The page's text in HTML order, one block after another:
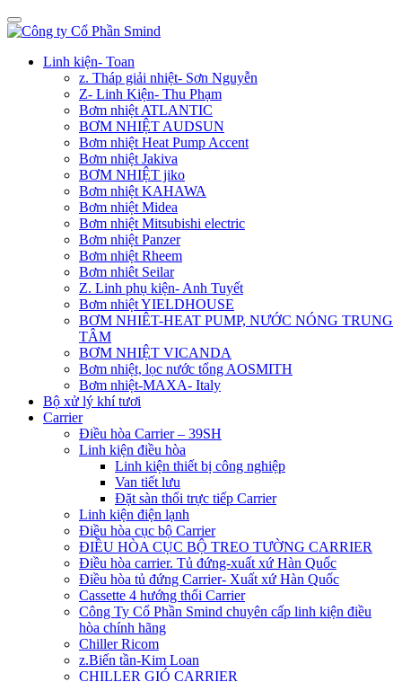
Linh kiện- Toan
z. Tháp giải nhiệt- Sơn Nguyễn
Z- Linh Kiện- Thu Phạm
Bơm nhiệt ATLANTIC
BƠM NHIỆT AUDSUN
Bơm nhiệt Heat Pump Accent
Bơm nhiệt Jakiva
BƠM NHIỆT jiko
Bơm nhiệt KAHAWA
Bơm nhiệt Midea
Bơm nhiệt Mitsubishi electric
Bơm nhiệt Panzer
Bơm nhiệt Rheem
Bơm nhiêt Seilar
Z. Linh phụ kiện- Anh Tuyết
Bơm nhiệt YIELDHOUSE
BƠM NHIÊT-HEAT PUMP, NƯỚC NÓNG TRUNG
TÂM
BƠM NHIỆT VICANDA
Bơm nhiệt, lọc nước tổng AOSMITH
Bơm nhiệt-MAXA- Italy
Bộ xử lý khí tươi
Carrier
Điều hòa Carrier – 39SH
Linh kiện điều hòa
Linh kiện thiết bị công nghiệp
Van tiết lưu
Đặt sàn thổi trực tiếp Carrier
Linh kiện điện lạnh
Điều hòa cục bộ Carrier
ĐIỀU HÒA CỤC BỘ TREO TƯỜNG CARRIER
Điều hòa carrier. Tủ đứng-xuất xứ Hàn Quốc
Điều hòa tủ đứng Carrier- Xuất xứ Hàn Quốc
Cassette 4 hướng thổi Carrier
Công Ty Cổ Phần Smind chuyên cấp linh kiện điều
hòa chính hãng
Chiller Ricom
z.Biến tần-Kim Loan
CHILLER GIÓ CARRIER